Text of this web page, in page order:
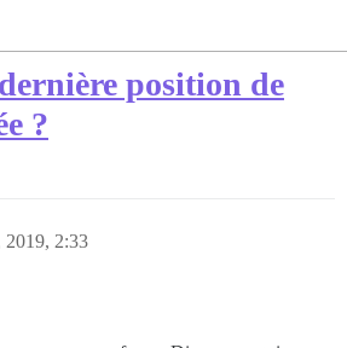
position de
?
2019, 2:33